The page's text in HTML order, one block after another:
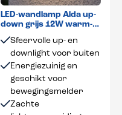
LED-wandlamp Alda up-
down grijs 12W warm-
Sfeervolle up- en
downlight voor buiten
Energiezuinig en
geschikt voor
bewegingsmelder
Zachte